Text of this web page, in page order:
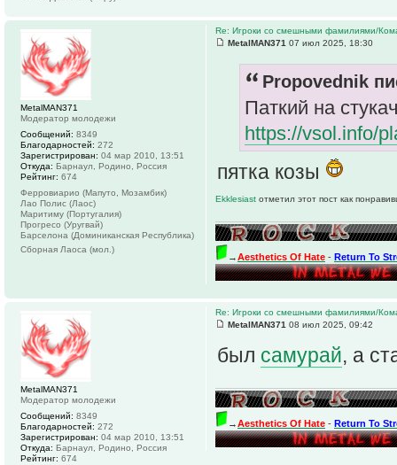
Re: Игроки со смешными фамилиями/
MetalMAN371 07 июл 2025, 18:30
Propovednik
Паткий на
https://vsol.info/
пятка козы
Ekklesiast отметил этот пост как
→Aesthetics Of Hate - Return To
MetalMAN371
Модератор молодежи
Сообщений: 8349
Благодарностей: 272
Зарегистрирован: 04 мар 2010, 13:51
Откуда: Барнаул, Родино, Россия
Рейтинг: 674
Ферровиарио (Мапуто, Мозамбик)
Лао Полис (Лаос)
Маритиму (Португалия)
Прогресо (Уругвай)
Барселона (Доминиканская Республика)
Сборная Лаоса (мол.)
Re: Игроки со смешными фамилиями/
MetalMAN371 08 июл 2025, 09:42
был самурай, а
→Aesthetics Of Hate - Return To
MetalMAN371
Модератор молодежи
Сообщений: 8349
Благодарностей: 272
Зарегистрирован: 04 мар 2010, 13:51
Откуда: Барнаул, Родино, Россия
Рейтинг: 674